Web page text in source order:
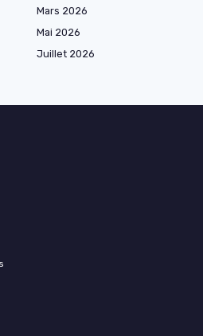
Mars 2026
Mai 2026
Juillet 2026